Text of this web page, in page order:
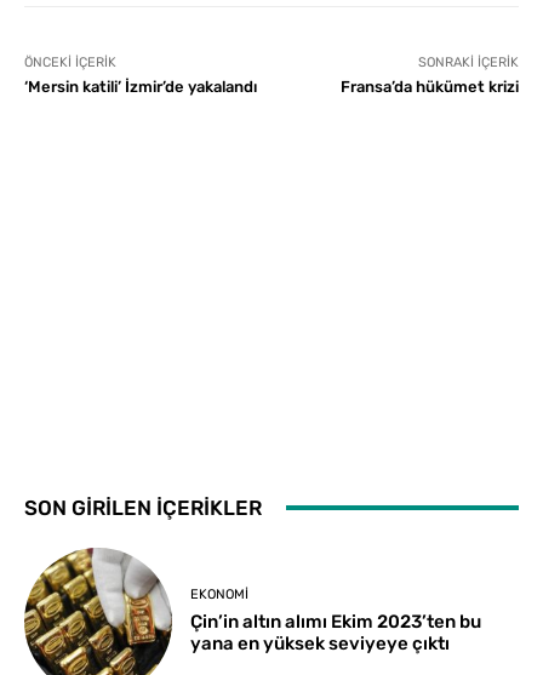
ÖNCEKI İÇERIK
‘Mersin katili’ İzmir’de yakalandı
SONRAKI İÇERIK
Fransa’da hükümet krizi
SON GİRİLEN İÇERİKLER
EKONOMI
Çin’in altın alımı Ekim 2023’ten bu
yana en yüksek seviyeye çıktı